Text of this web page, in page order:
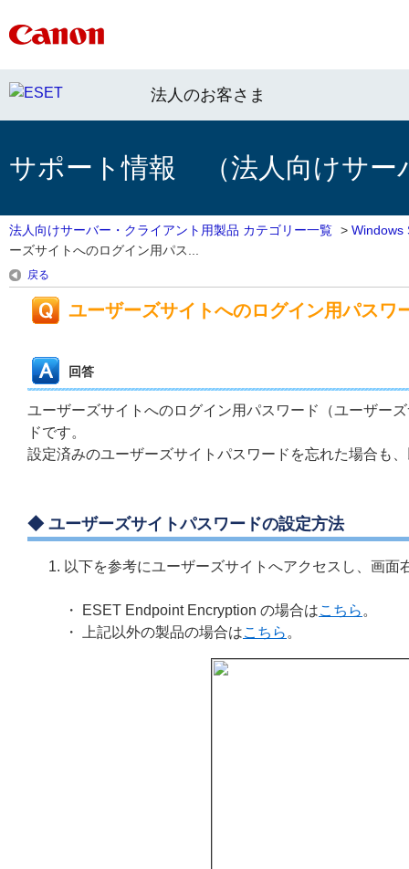
法人のお客さま
サポート情報 （法人向けサー
法人向けサーバー・クライアント用製品 カテゴリー一覧 > Windows
ーズサイトへのログイン用パス...
戻る
ユーザーズサイトへのログイン用パスワ
回答
ユーザーズサイトへのログイン用パスワード（ユーザー
ドです。
設定済みのユーザーズサイトパスワードを忘れた場合も
◆ ユーザーズサイトパスワードの設定方法
以下を参考にユーザーズサイトへアクセスし、画面
・ ESET Endpoint Encryption の場合はこちら 。
・ 上記以外の製品の場合はこちら 。